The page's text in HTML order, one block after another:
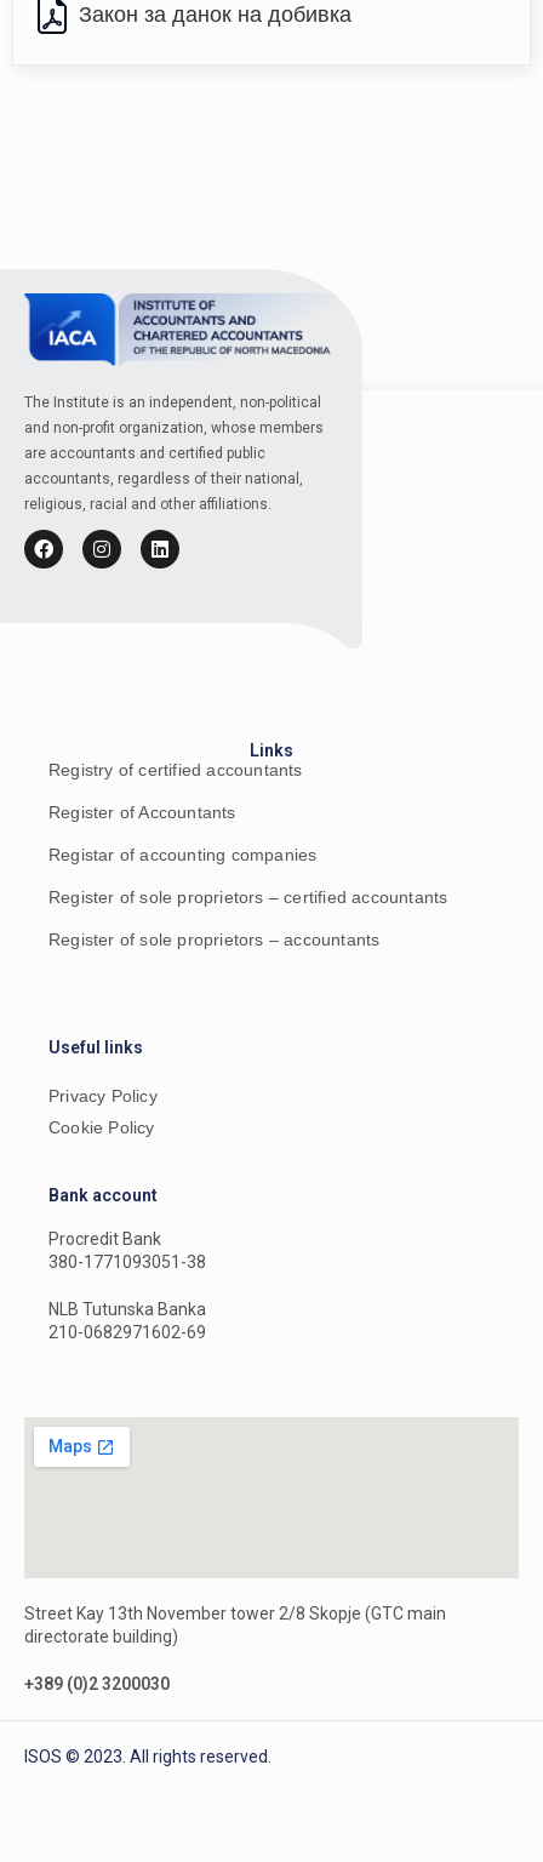
Закон за данок на добивка
The Institute is an independent, non-political
and non-profit organization, whose members
are accountants and certified public
accountants, regardless of their national,
religious, racial and other affiliations.
Links
Registry of certified accountants
Register of Accountants
Registar of accounting companies
Register of sole proprietors – certified accountants
Register of sole proprietors – accountants
Useful links
Privacy Policy
Cookie Policy
Bank account
Procredit Bank
380-1771093051-38
NLB Tutunska Banka
210-0682971602-69
Street Kay 13th November tower 2/8 Skopje (GTC main
directorate building)
+389 (0)2 3200030
ISOS © 2023. All rights reserved.